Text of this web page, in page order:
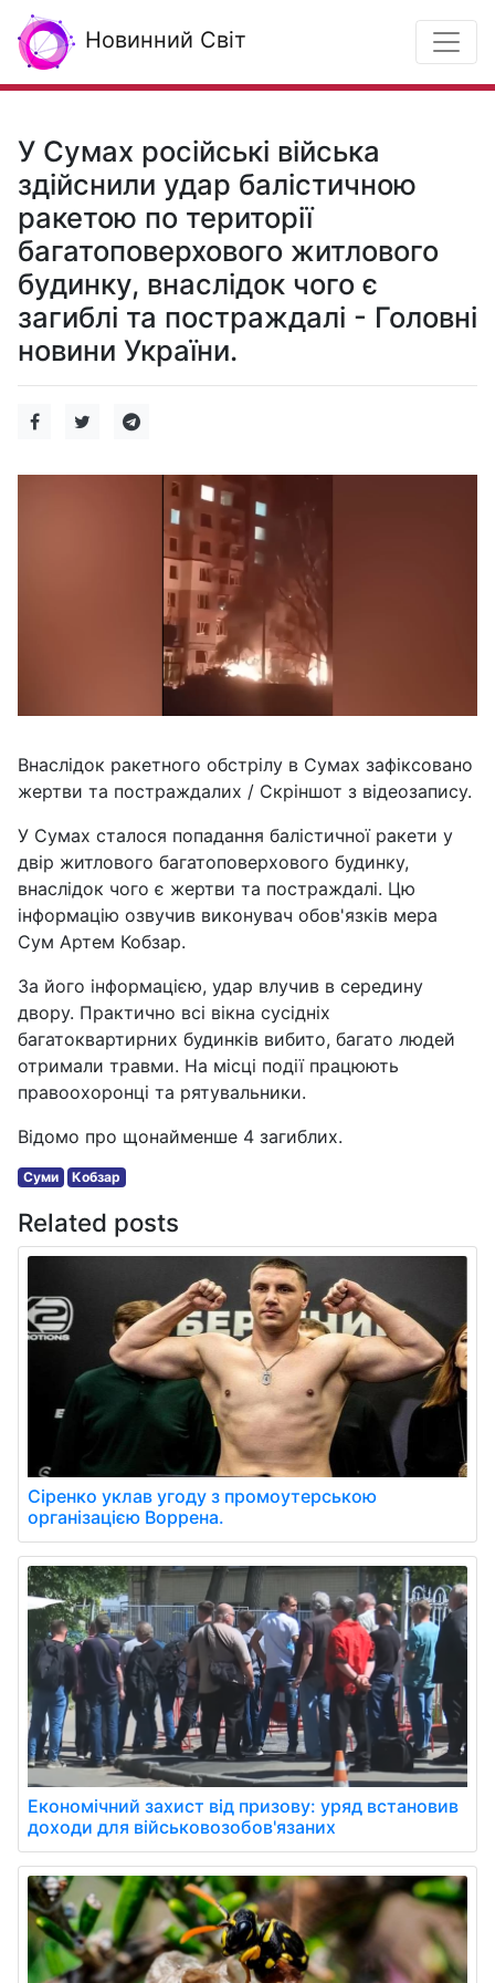
Новинний Світ
У Сумах російські війська
здійснили удар балістичною
ракетою по території
багатоповерхового житлового
будинку, внаслідок чого є
загиблі та постраждалі - Головні
новини України.
Внаслідок ракетного обстрілу в Сумах зафіксовано
жертви та постраждалих / Скріншот з відеозапису.
У Сумах сталося попадання балістичної ракети у
двір житлового багатоповерхового будинку,
внаслідок чого є жертви та постраждалі. Цю
інформацію озвучив виконувач обов'язків мера
Сум Артем Кобзар.
За його інформацією, удар влучив в середину
двору. Практично всі вікна сусідніх
багатоквартирних будинків вибито, багато людей
отримали травми. На місці події працюють
правоохоронці та рятувальники.
Відомо про щонайменше 4 загиблих.
Суми Кобзар
Related posts
Сіренко уклав угоду з промоутерською
організацією Воррена.
Економічний захист від призову: уряд встановив
доходи для військовозобов'язаних